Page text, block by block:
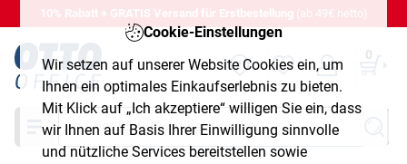
Cookie-Einstellungen
Wir setzen auf unserer Website Cookies ein, um
Ihnen ein optimales Einkaufserlebnis zu bieten.
Mit Klick auf „Ich akzeptiere“ willigen Sie ein, dass
wir Ihnen auf Basis Ihrer Einwilligung sinnvolle
und nützliche Services bereitstellen sowie
10% Rabatt + GRATIS Versand für Erstbestellung (ab 49€ netto)
0
Suche